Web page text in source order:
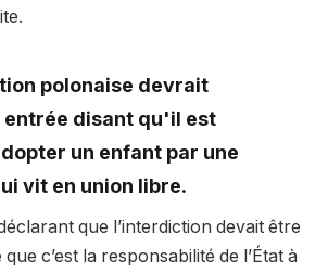
polonaise devrait
entrée disant qu'il est
un enfant par une
vit en union libre.
que l’interdiction devait être
c’est la responsabilité de l’État à